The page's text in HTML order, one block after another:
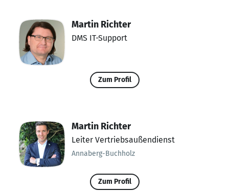
Martin Richter
DMS IT-Support
Zum Profil
Martin Richter
Leiter Vertriebsaußendienst
Annaberg-Buchholz
Zum Profil